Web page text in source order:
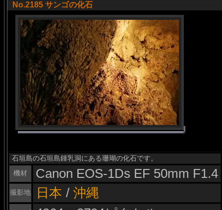
No.2185 サンゴの化石
石垣島の石垣島鍾乳洞にある珊瑚の化石です。
機材
Canon EOS-1Ds EF 50mm F1.4
撮影地 日本 / 沖縄